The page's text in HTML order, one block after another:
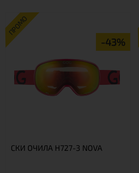
ПРОМО
-43%
СКИ ОЧИЛА H727-3 NOVA